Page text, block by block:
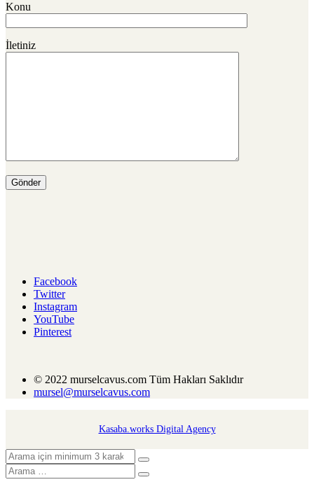
Konu
İletiniz
Facebook
Twitter
Instagram
YouTube
Pinterest
© 2022 murselcavus.com Tüm Hakları Saklıdır
mursel@murselcavus.com
Kasaba.works Digital Agency